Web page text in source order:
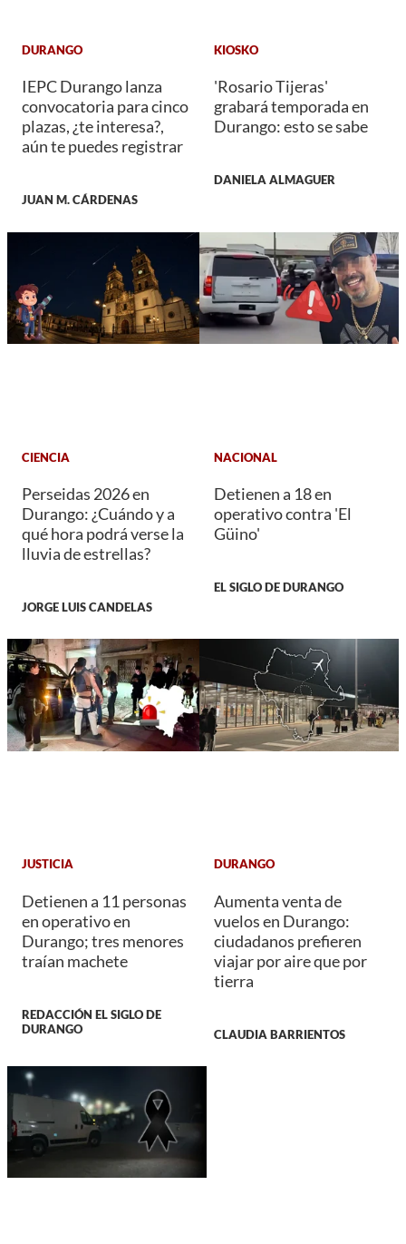
DURANGO
IEPC Durango lanza
convocatoria para cinco
plazas, ¿te interesa?,
aún te puedes registrar
JUAN M. CÁRDENAS
KIOSKO
'Rosario Tijeras'
grabará temporada en
Durango: esto se sabe
DANIELA ALMAGUER
CIENCIA
Perseidas 2026 en
Durango: ¿Cuándo y a
qué hora podrá verse la
lluvia de estrellas?
JORGE LUIS CANDELAS
NACIONAL
Detienen a 18 en
operativo contra 'El
Güino'
EL SIGLO DE DURANGO
JUSTICIA
Detienen a 11 personas
en operativo en
Durango; tres menores
traían machete
REDACCIÓN EL SIGLO DE
DURANGO
DURANGO
Aumenta venta de
vuelos en Durango:
ciudadanos prefieren
viajar por aire que por
tierra
CLAUDIA BARRIENTOS